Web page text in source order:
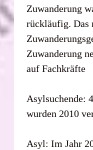
Zuwanderung
rückläufig. Das
Zuwanderung
auf Fachkräfte
Asylsuchende:
wurden 2010
Asyl: Im Jahr